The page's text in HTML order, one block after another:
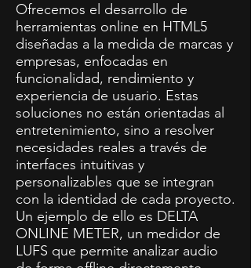
Ofrecemos el desarrollo de
herramientas online en HTML5
diseñadas a la medida de marcas y
empresas, enfocadas en
funcionalidad, rendimiento y
experiencia de usuario. Estas
soluciones no están orientadas al
entretenimiento, sino a resolver
necesidades reales a través de
interfaces intuitivas y
personalizables que se integran
con la identidad de cada proyecto.
Un ejemplo de ello es DELTA
ONLINE METER, un medidor de
LUFS que permite analizar audio